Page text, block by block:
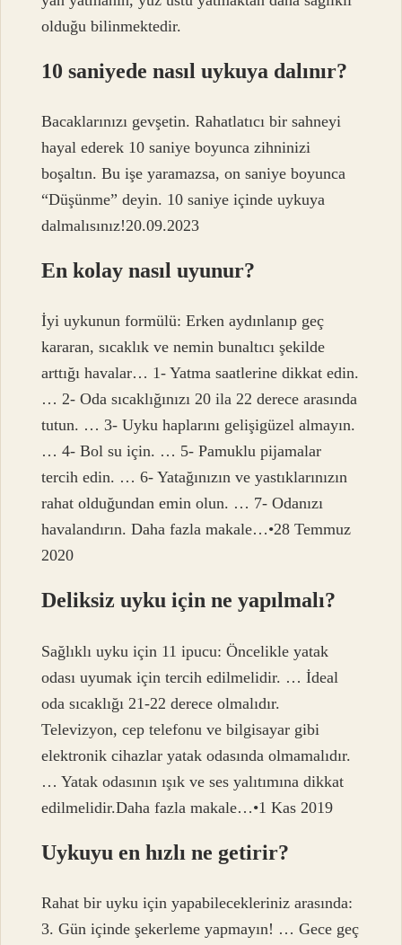
olduğu bilinmektedir.
10 saniyede nasıl uykuya dalınır?
Bacaklarınızı gevşetin. Rahatlatıcı bir sahneyi
hayal ederek 10 saniye boyunca zihninizi
boşaltın. Bu işe yaramazsa, on saniye boyunca
“Düşünme” deyin. 10 saniye içinde uykuya
dalmalısınız!20.09.2023
En kolay nasıl uyunur?
İyi uykunun formülü: Erken aydınlanıp geç
kararan, sıcaklık ve nemin bunaltıcı şekilde
arttığı havalar… 1- Yatma saatlerine dikkat edin.
… 2- Oda sıcaklığınızı 20 ila 22 derece arasında
tutun. … 3- Uyku haplarını gelişigüzel almayın.
… 4- Bol su için. … 5- Pamuklu pijamalar
tercih edin. … 6- Yatağınızın ve yastıklarınızın
rahat olduğundan emin olun. … 7- Odanızı
havalandırın. Daha fazla makale…•28 Temmuz
2020
Deliksiz uyku için ne yapılmalı?
Sağlıklı uyku için 11 ipucu: Öncelikle yatak
odası uyumak için tercih edilmelidir. … İdeal
oda sıcaklığı 21-22 derece olmalıdır.
Televizyon, cep telefonu ve bilgisayar gibi
elektronik cihazlar yatak odasında olmamalıdır.
… Yatak odasının ışık ve ses yalıtımına dikkat
edilmelidir.Daha fazla makale…•1 Kas 2019
Uykuyu en hızlı ne getirir?
Rahat bir uyku için yapabilecekleriniz arasında:
3. Gün içinde şekerleme yapmayın! … Gece geç